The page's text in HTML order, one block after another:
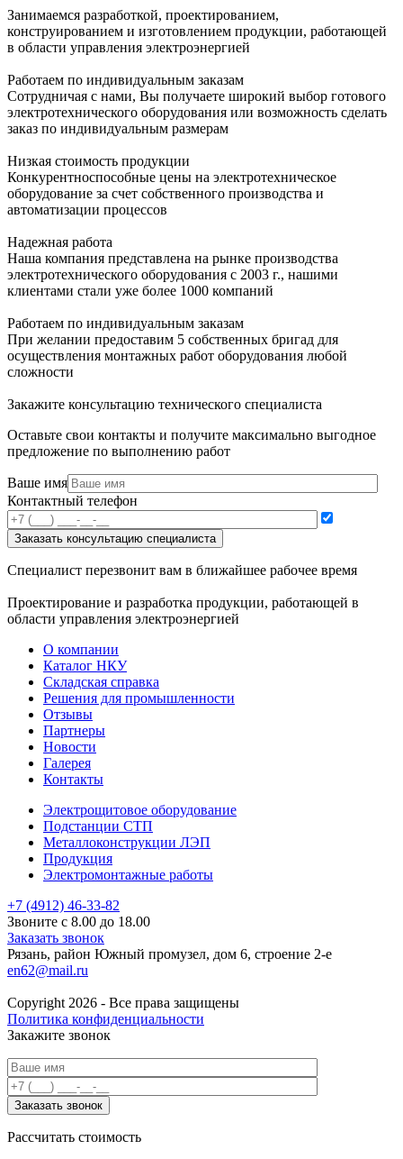
Занимаемся разработкой, проектированием,
конструированием и изготовлением продукции, работающей
в области управления электроэнергией
Работаем по индивидуальным заказам
Сотрудничая с нами, Вы получаете широкий выбор готового
электротехнического оборудования или возможность сделать
заказ по индивидуальным размерам
Низкая стоимость продукции
Конкурентноспособные цены на электротехническое
оборудование за счет собственного производства и
автоматизации процессов
Надежная работа
Наша компания представлена на рынке производства
электротехнического оборудования с 2003 г., нашими
клиентами стали уже более 1000 компаний
Работаем по индивидуальным заказам
При желании предоставим 5 собственных бригад для
осуществления монтажных работ оборудования любой
сложности
Закажите консультацию технического специалиста
Оставьте свои контакты и получите максимально выгодное
предложение по выполнению работ
Ваше имя
Контактный телефон
Специалист перезвонит вам в ближайшее рабочее время
Проектирование и разработка продукции, работающей в
области управления электроэнергией
О компании
Каталог НКУ
Складская справка
Решения для промышленности
Отзывы
Партнеры
Новости
Галерея
Контакты
Электрощитовое оборудование
Подстанции СТП
Металлоконструкции ЛЭП
Продукция
Электромонтажные работы
+7 (4912) 46-33-82
Звоните с 8.00 до 18.00
Заказать звонок
Рязань, район Южный промузел, дом 6, строение 2-е
en62@mail.ru
Copyright 2026 - Все права защищены
Политика конфиденциальности
Закажите звонок
Рассчитать стоимость